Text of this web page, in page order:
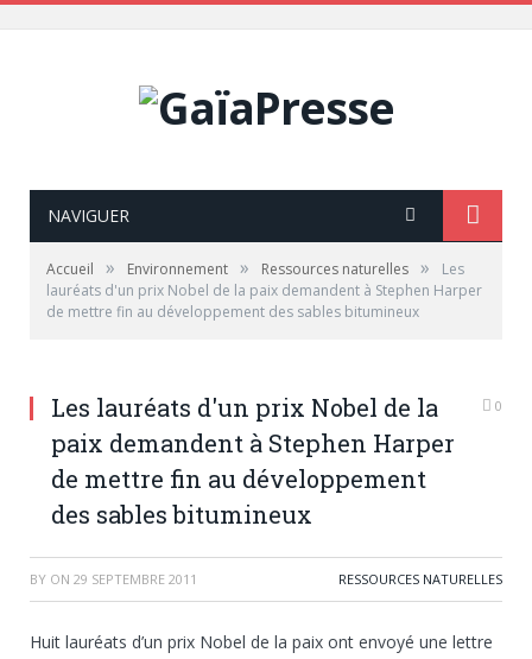
NAVIGUER
Accueil » Environnement » Ressources naturelles »
Les
lauréats d'un prix Nobel de la paix demandent à Stephen Harper
de mettre fin au développement des sables bitumineux
Les lauréats d'un prix Nobel de la
paix demandent à Stephen Harper
de mettre fin au développement
des sables bitumineux
0
BY ON 29 SEPTEMBRE 2011 RESSOURCES NATURELLES
Huit lauréats d’un prix Nobel de la paix ont envoyé une lettre